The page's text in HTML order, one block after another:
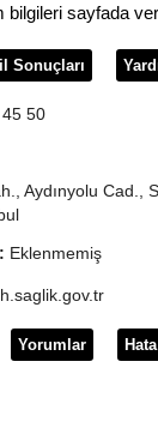
sayfada
Sonuçları
50
Aydınyolu Cad.,
Eklenmemiş
Yorumlar